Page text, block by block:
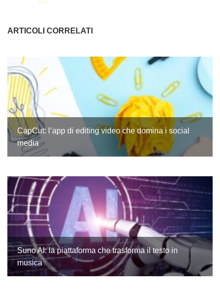
ARTICOLI CORRELATI
CapCut: l’app di editing video che domina i social
media
Suno AI: la piattaforma che trasforma il testo in
musica